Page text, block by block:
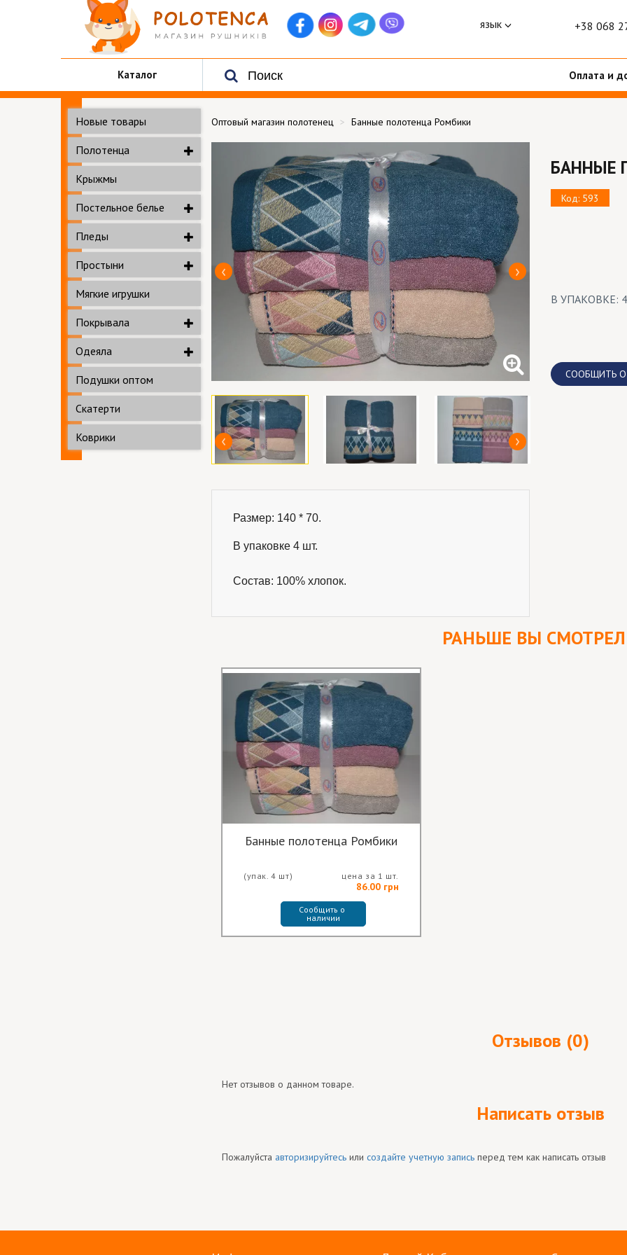
язык +38 068
Каталог Оплата и
Новые товары
Полотенца
Крыжмы
Постельное белье
Пледы
Простыни
Мягкие игрушки
Покрывала
Одеяла
Подушки оптом
Скатерти
Коврики
Оптовый магазин полотенец Банные полотенца Ромбики
Размер: 140 * 70.
В упаковке 4 шт.
Состав: 100% хлопок.
БАННЫЕ
Код: 593
В УПАКОВКЕ:
CООБЩИТЬ
РАНЬШЕ ВЫ
Банные полотенца Ромбики
(упак. 4 шт) цена за 1 шт.
86.00 грн
Сообщить о
наличии
Отзывов (0)
Нет отзывов о данном товаре.
Написать отзыв
Пожалуйста авторизируйтесь или создайте учетную запись перед тем как написать отзыв